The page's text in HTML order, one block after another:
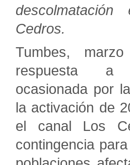
Cedros.
Tumbes,
respuesta a
ocasionada por
la activación de
el canal Los
contingencia